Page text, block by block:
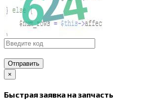
Отправить
×
Быстрая заявка на запчасть